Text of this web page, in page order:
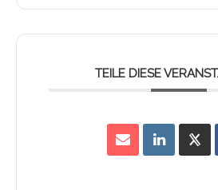
TEILE DIESE